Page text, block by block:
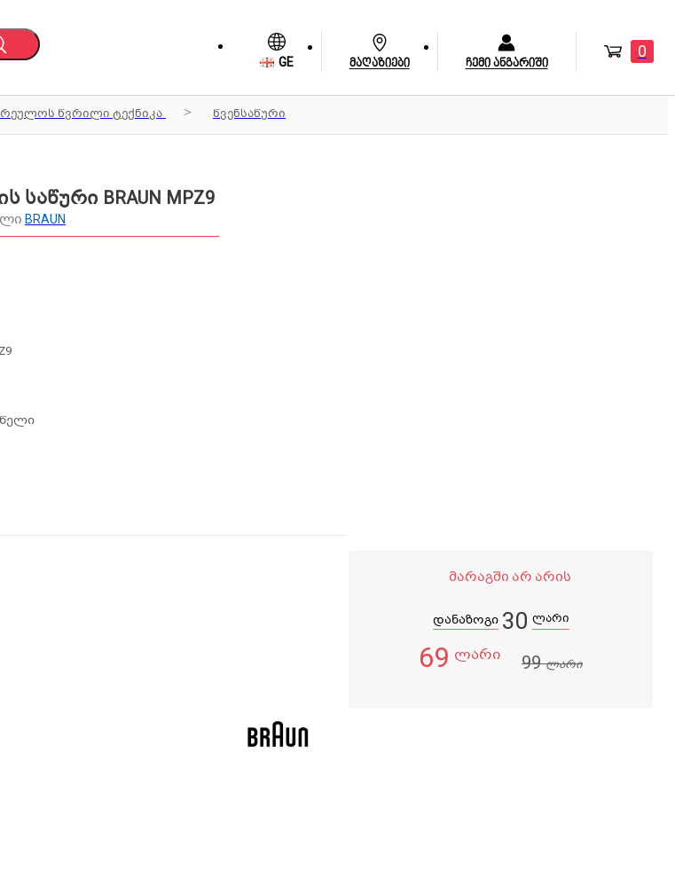
GE მაღაზიები ჩემი ანგარიში
0
წვრილი ტექნიკა წვენსაწური
საწური BRAUN MPZ9
BRAUN
წელი
მარაგში არ არის
დანაზოგი 30 ლარი
69 ლარი 99ლარი